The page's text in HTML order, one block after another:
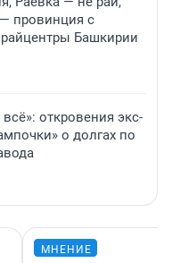
провинция с
Башкирии
откровения экс-
о долгах по
МНЕНИЕ